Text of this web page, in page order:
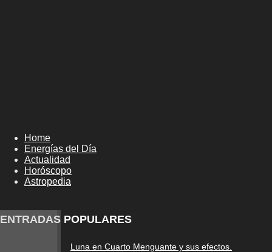
Home
Energías del Día
Actualidad
Horóscopo
Astropedia
ENTRADAS POPULARES
Luna en Cuarto Menguante y sus efectos.